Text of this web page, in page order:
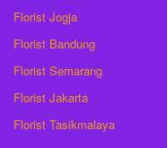
Florist Jogja
Florist Bandung
Florist Semarang
Florist Jakarta
Florist Tasikmalaya